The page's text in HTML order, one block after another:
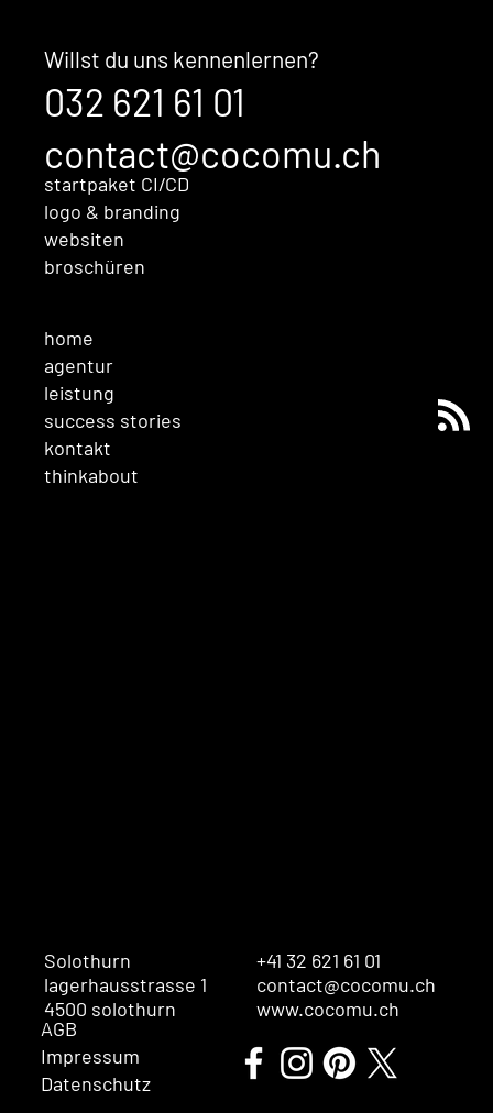
bevor Sales überhaupt im
Gespräch ist
home
agentur
leistung
success stories
kontakt
thinkabout
Willst du uns kennenlernen?
032 621 61 01
contact@cocomu.ch
Solothurn
lagerhausstrasse 1
4500 solothurn
+41 32 621 61 01
contact@cocomu.ch
www.cocomu.ch
AGB
Impressum
Datenschutz
startpaket CI/CD
logo & branding
websiten
broschüren